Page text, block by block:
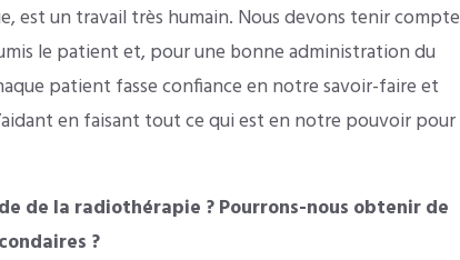
est un travail très humain. Nous devons tenir compte
le patient et, pour une bonne administration du
patient fasse confiance en notre savoir-faire et
en faisant tout ce qui est en notre pouvoir pour
de la radiothérapie ? Pourrons-nous obtenir de
?